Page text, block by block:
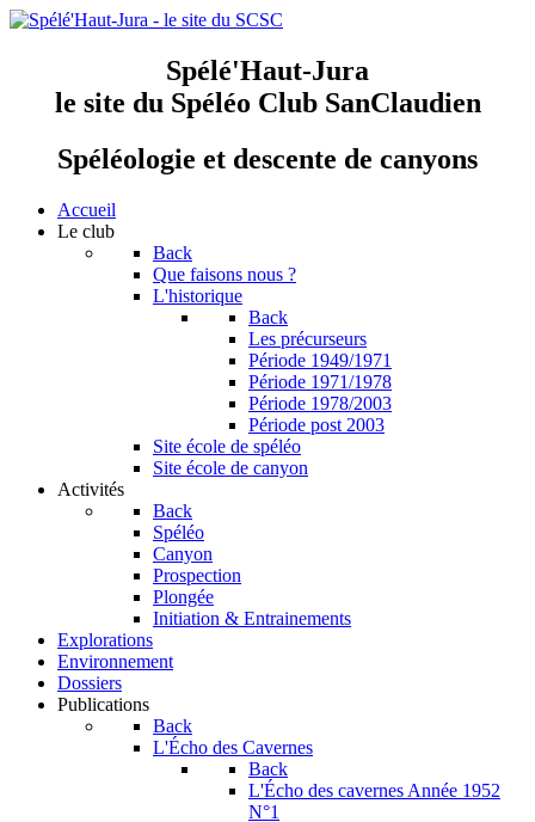
Spélé'Haut-Jura
le site du Spéléo Club SanClaudien
Spéléologie et descente de canyons
Accueil
Le club
Back
Que faisons nous ?
L'historique
Back
Les précurseurs
Période 1949/1971
Période 1971/1978
Période 1978/2003
Période post 2003
Site école de spéléo
Site école de canyon
Activités
Back
Spéléo
Canyon
Prospection
Plongée
Initiation & Entrainements
Explorations
Environnement
Dossiers
Publications
Back
L'Écho des Cavernes
Back
L'Écho des cavernes Année 1952
N°1